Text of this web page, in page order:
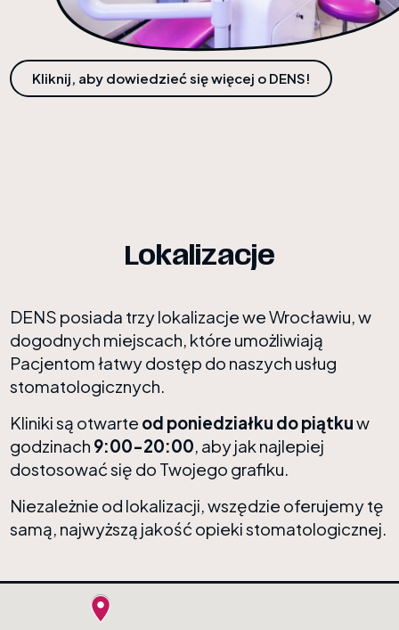
Kliknij, aby dowiedzieć się więcej o DENS!
Lokalizacje
DENS posiada trzy lokalizacje we Wrocławiu, w
dogodnych miejscach, które umożliwiają
Pacjentom łatwy dostęp do naszych usług
stomatologicznych.
Kliniki są otwarte od poniedziałku do piątkuw
godzinach 9:00-20:00, aby jak najlepiej
dostosować się do Twojego grafiku.
Niezależnie od lokalizacji, wszędzie oferujemy tę
samą, najwyższą jakość opieki stomatologicznej.